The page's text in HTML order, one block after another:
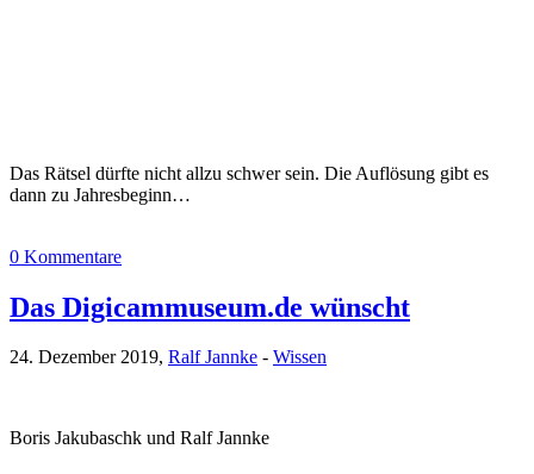
Das Rätsel dürfte nicht allzu schwer sein. Die Auflösung gibt es
dann zu Jahresbeginn…
0 Kommentare
Das Digicammuseum.de wünscht
24. Dezember 2019, Ralf Jannke - Wissen
Boris Jakubaschk und Ralf Jannke